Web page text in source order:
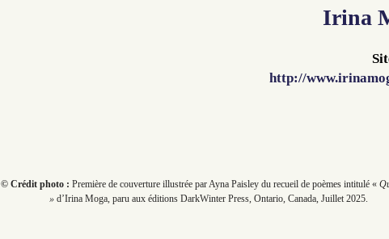
Irina
http://
© Crédit photo : Première de couverture illustrée par Ayna Paisley du recueil de poèmes intitulé «
» d’Irina Moga, paru aux éditions DarkWinter Press, Ontario, Canada, Juillet 2025.